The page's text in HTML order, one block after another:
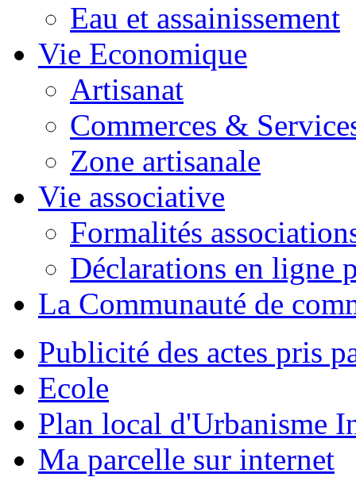
Eau et assainissement
Vie Economique
Artisanat
Commerces &
Zone artisanale
Vie associative
Formalités
Déclarations en ligne
La Communauté de
Publicité des actes pris
Ecole
Plan local d'Urbanisme
Ma parcelle sur internet